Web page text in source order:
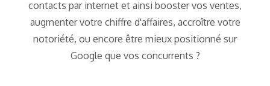
contacts par internet et ainsi booster vos ventes,
augmenter votre chiffre d'affaires, accroître votre
notoriété, ou encore être mieux positionné sur
Google que vos concurrents ?